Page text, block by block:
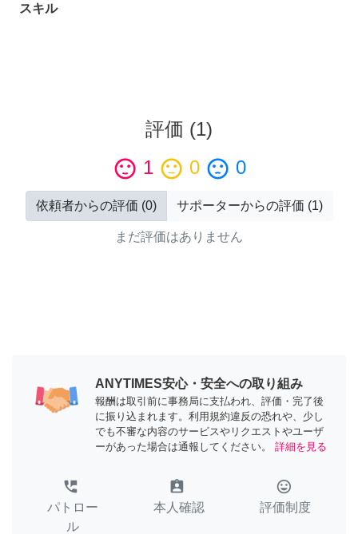
スキル
評価 (1)
sentiment_satisfied 1 sentiment_neutral 0 sentiment_dissatisfied 0
依頼者からの評価 (0) サポーターからの評価 (1)
まだ評価はありません
ANYTIMES安心・安全への取り組み
報酬は取引前に事務局に支払われ、評価・完了後
に振り込まれます。利用規約違反の恐れや、少し
でも不審な内容のサービスやリクエストやユーザ
ーがあった場合は通報してください。
詳細を見る
perm_phone_msg
パトロー
ル
assignment_ind
本人確認
tag_faces
評価制度